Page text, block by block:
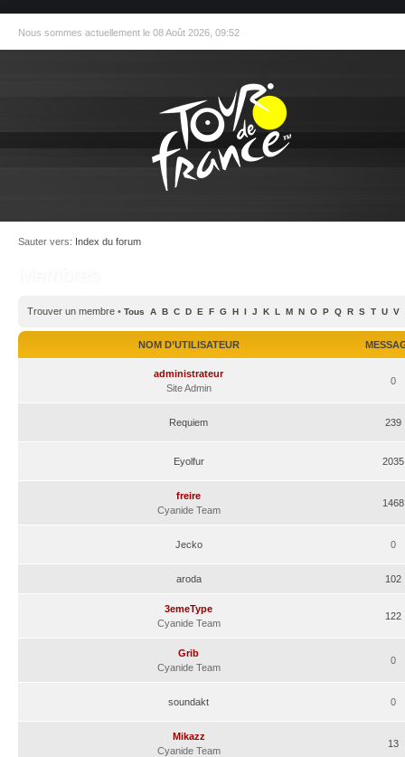
Nous sommes actuellement le 08 Août 2026, 09:52
Sauter vers: Index du forum
Trouver un membre • Tous A B C D E F G H I J K L M N O P Q R S T U V
NOM D’UTILISATEUR
administrateur
Site Admin
0
Requiem 239
Eyolfur 2035
freire
Cyanide Team
1468
Jecko 0
aroda 102
3emeType
Cyanide Team
122
Grib
Cyanide Team
0
soundakt 0
Mikazz
Cyanide Team
13